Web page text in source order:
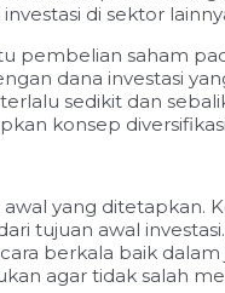
di sektor
pembelian saham
dana investasi
sedikit dan
konsep
yang ditetapkan.
tujuan awal
berkala baik
agar tidak salah